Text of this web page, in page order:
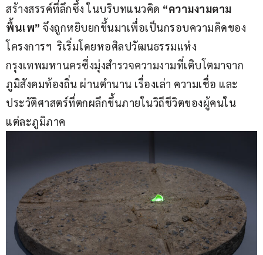
สร้างสรรค์ที่ลึกซึ้ง ในบริบทแนวคิด “ความงามตาม
พื้นเพ” จึงถูกหยิบยกขึ้นมาเพื่อเป็นกรอบความคิดของ
โครงการฯ  ริเริ่มโดยหอศิลปวัฒนธรรมแห่ง
กรุงเทพมหานครซึ่งมุ่งสำรวจความงามที่เติบโตมาจาก
ภูมิสังคมท้องถิ่น ผ่านตำนาน เรื่องเล่า ความเชื่อ และ
ประวัติศาสตร์ที่ตกผลึกขึ้นภายในวิถีชีวิตของผู้คนใน
แต่ละภูมิภาค